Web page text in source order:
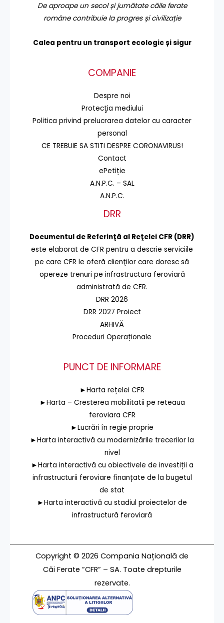
De aproape un secol și jumătate căile ferate
române contribuie la progres și civilizație
Calea pentru un transport ecologic și sigur
COMPANIE
Despre noi
Protecţia mediului
Politica privind prelucrarea datelor cu caracter
personal
CE TREBUIE SA STITI DESPRE CORONAVIRUS!
Contact
ePetiție
A.N.P.C. – SAL
A.N.P.C.
DRR
Documentul de Referinţă al Reţelei CFR (DRR)
este elaborat de CFR pentru a descrie serviciile
pe care CFR le oferă clienţilor care doresc să
opereze trenuri pe infrastructura feroviară
administrată de CFR.
DRR 2026
DRR 2027 Proiect
ARHIVĂ
Proceduri Operaționale
PUNCT DE INFORMARE
►Harta rețelei CFR
►Harta – Cresterea mobilitatii pe reteaua
feroviara CFR
►Lucrări în regie proprie
►Harta interactivă cu modernizările trecerilor la
nivel
►Harta interactivă cu obiectivele de investiții a
infrastructurii feroviare finanțate de la bugetul
de stat
►Harta interactivă cu stadiul proiectelor de
infrastructură feroviară
Copyright © 2026 Compania Națională de
Căi Ferate ”CFR” – SA. Toate drepturile
rezervate.